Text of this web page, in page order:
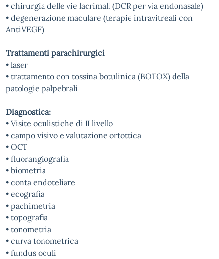
• chirurgia delle vie lacrimali (DCR per via endonasale)
• degenerazione maculare (terapie intravitreali con
AntiVEGF)
Trattamenti parachirurgici
• laser
• trattamento con tossina botulinica (BOTOX) della
patologie palpebrali
Diagnostica:
• Visite oculistiche di II livello
• campo visivo e valutazione ortottica
• OCT
• fluorangiografia
• biometria
• conta endoteliare
• ecografia
• pachimetria
• topografia
• tonometria
• curva tonometrica
• fundus oculi